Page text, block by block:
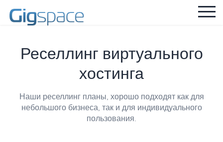
Реселлинг виртуального
хостинга
Наши реселлинг планы, хорошо подходят как для
небольшого бизнеса, так и для индивидуального
пользования.